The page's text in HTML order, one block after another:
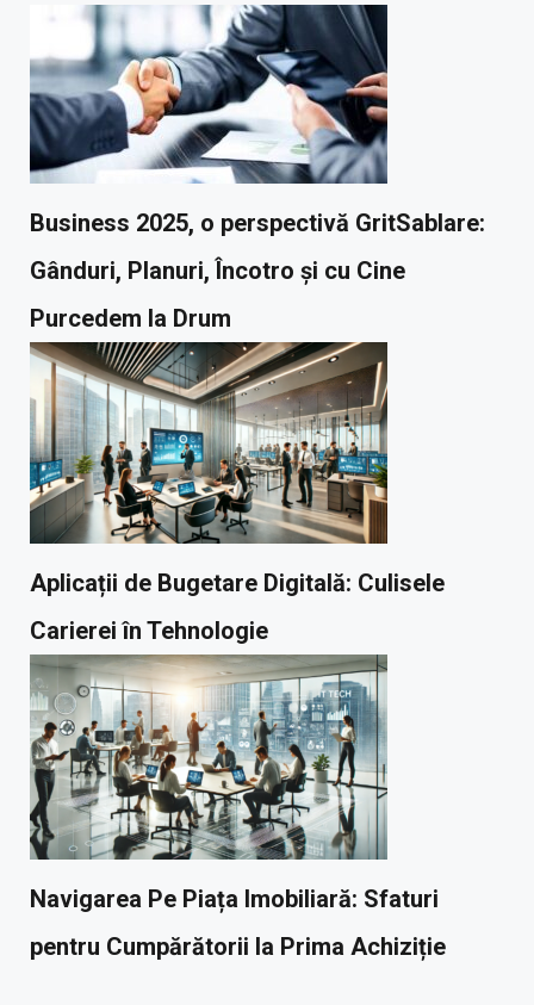
Business 2025, o perspectivă GritSablare:
Gânduri, Planuri, Încotro și cu Cine
Purcedem la Drum
Aplicații de Bugetare Digitală: Culisele
Carierei în Tehnologie
Navigarea Pe Piața Imobiliară: Sfaturi
pentru Cumpărătorii la Prima Achiziție